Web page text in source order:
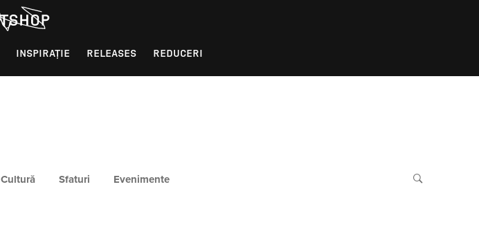
INSPIRAȚIE RELEASES REDUCERI
Cultură Sfaturi Evenimente